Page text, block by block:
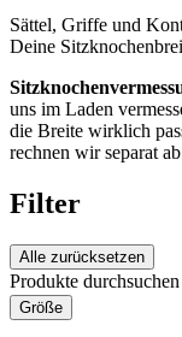
Sättel, Griffe und
Deine
uns im Laden
die Breite wirklich
rechnen wir separat
Filter
Alle zurücksetzen
Produkte durchsuchen
Größe